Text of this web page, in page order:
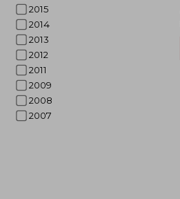
2015
2014
2013
2012
2011
2009
2008
2007